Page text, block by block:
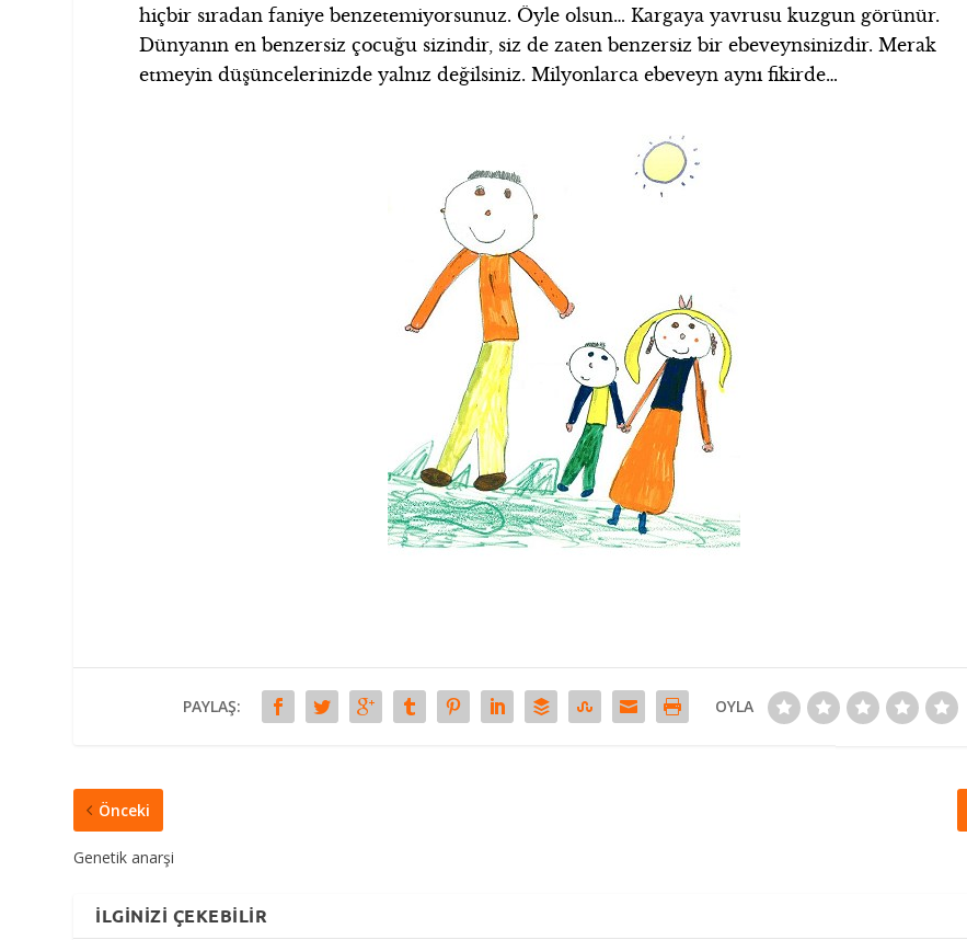
hiçbir sıradan faniye benzetemiyorsunuz. Öyle olsun… Kargaya yavrusu kuzgun görünür.
Dünyanın en benzersiz çocuğu sizindir, siz de zaten benzersiz bir ebeveynsinizdir. Merak
etmeyin düşüncelerinizde yalnız değilsiniz. Milyonlarca ebeveyn aynı fikirde…
PAYLAŞ: OYLA
Önceki
Genetik anarşi
İLGINIZI ÇEKEBILIR